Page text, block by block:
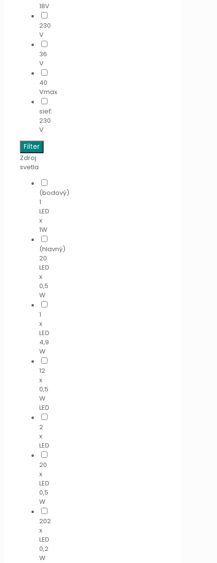
18V
230
V
36
V
40
Vmax
sieť:
230
V
Filter
Zdroj
svetla
(bodový)
1
LED
x
1W
(hlavný)
20
LED
x
0,5
W
1
x
LED
4,9
W
12
x
0,5
W
LED
2
x
LED
20
x
LED
0,5
W
202
x
LED
0,2
W